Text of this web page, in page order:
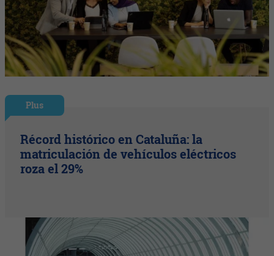
Plus
Récord histórico en Cataluña: la
matriculación de vehículos eléctricos
roza el 29%